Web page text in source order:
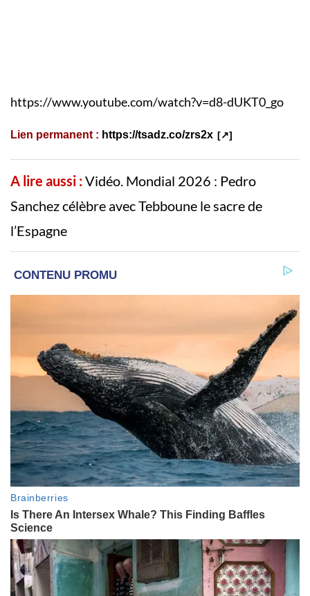
https://www.youtube.com/watch?v=d8-dUKT0_go
Lien permanent : https://tsadz.co/zrs2x
A lire aussi :Vidéo. Mondial 2026 : Pedro
Sanchez célèbre avec Tebboune le sacre de
l’Espagne